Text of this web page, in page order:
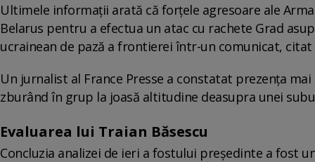
Ultimele informații arată că forțele agresoare ale
Belarus pentru a efectua un atac cu rachete Grad
ucrainean de pază a frontierei într-un comunicat, citat
Un jurnalist al France Presse a constatat prezenţa
zburând în grup la joasă altitudine deasupra unei
Evaluarea lui Traian Băsescu
Concluzia analizei de ieri a fostului președinte a fost